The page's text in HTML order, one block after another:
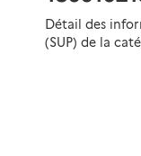
Détail des
(SUP) de la